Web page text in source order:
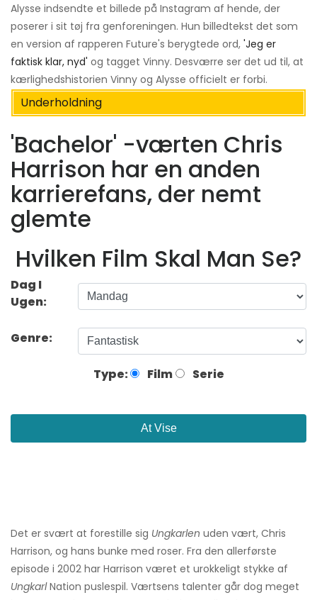
Alysse indsendte et billede på Instagram af hende, der
poserer i sit tøj fra genforeningen. Hun billedtekst det som
en version af rapperen Future's berygtede ord, 'Jeg er
faktisk klar, nyd' og tagget Vinny. Desværre ser det ud til, at
kærlighedshistorien Vinny og Alysse officielt er forbi.
Underholdning
'Bachelor' -værten Chris
Harrison har en anden
karrierefans, der nemt
glemte
Hvilken Film Skal Man Se?
Dag I
Ugen:
Genre:
Type: Film Serie
At Vise
Det er svært at forestille sig Ungkarlen uden vært, Chris
Harrison, og hans bunke med roser. Fra den allerførste
episode i 2002 har Harrison været et urokkeligt stykke af
UngkarlNation puslespil. Værtsens talenter går dog meget